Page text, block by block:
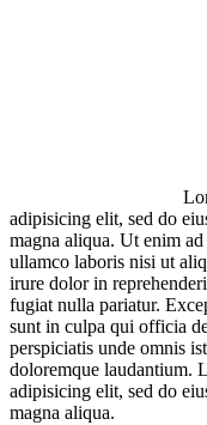
adipisicing elit, sed do
magna aliqua. Ut enim
ullamco laboris nisi ut
irure dolor in
fugiat nulla pariatur.
sunt in culpa qui officia
perspiciatis unde omnis
doloremque laudantium.
adipisicing elit, sed do
magna aliqua.